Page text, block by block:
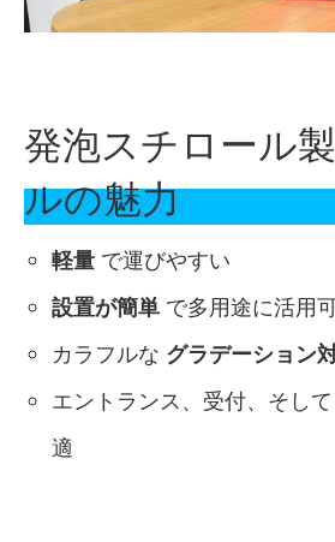
発泡スチロール
ルの魅力
軽量 で運びやすい
設置が簡単 で多用途に活用
カラフルな グラデーション
エントランス、受付、そして
適